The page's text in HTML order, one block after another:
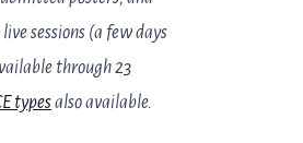
sessions (a few days
through 23
typesalso available.